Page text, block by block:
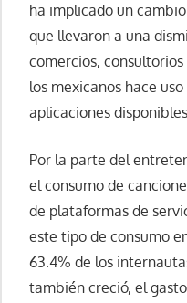
ha implicado un
que llevaron a una
comercios,
los mexicanos hace
aplicaciones
Por la parte del
el consumo de
de plataformas de
este tipo de consumo
63.4% de los
también creció, el